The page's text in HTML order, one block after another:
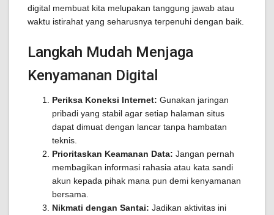
digital membuat kita melupakan tanggung jawab atau
waktu istirahat yang seharusnya terpenuhi dengan baik.
Langkah Mudah Menjaga
Kenyamanan Digital
Periksa Koneksi Internet: Gunakan jaringan
pribadi yang stabil agar setiap halaman situs
dapat dimuat dengan lancar tanpa hambatan
teknis.
Prioritaskan Keamanan Data: Jangan pernah
membagikan informasi rahasia atau kata sandi
akun kepada pihak mana pun demi kenyamanan
bersama.
Nikmati dengan Santai: Jadikan aktivitas ini